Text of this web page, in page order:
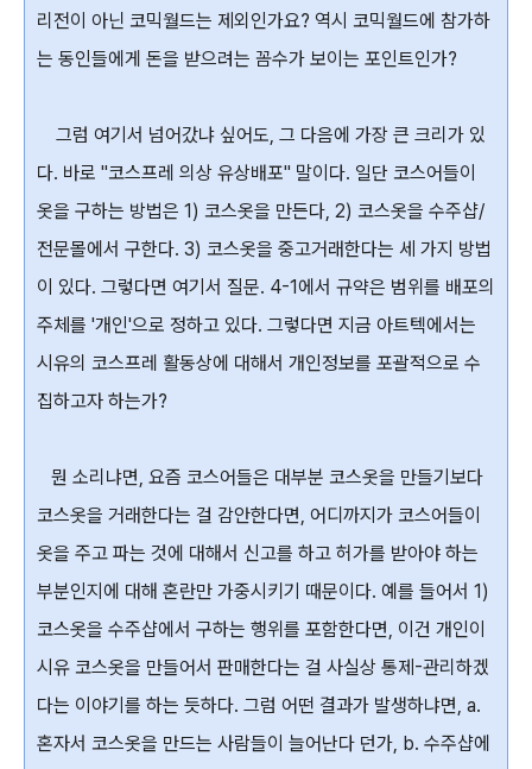
리전이 아닌 코믹월드는 제외인가요? 역시 코믹월드에 참가하
는 동인들에게 돈을 받으려는 꼼수가 보이는 포인트인가?
그럼 여기서 넘어갔냐 싶어도, 그 다음에 가장 큰 크리가 있
다. 바로 "코스프레 의상 유상배포" 말이다. 일단 코스어들이
옷을 구하는 방법은 1) 코스옷을 만든다, 2) 코스옷을 수주샵/
전문몰에서 구한다. 3) 코스옷을 중고거래한다는 세 가지 방법
이 있다. 그렇다면 여기서 질문. 4-1에서 규약은 범위를 배포의
주체를 '개인'으로 정하고 있다. 그렇다면 지금 아트텍에서는
시유의 코스프레 활동상에 대해서 개인정보를 포괄적으로 수
집하고자 하는가?
뭔 소리냐면, 요즘 코스어들은 대부분 코스옷을 만들기보다
코스옷을 거래한다는 걸 감안한다면, 어디까지가 코스어들이
옷을 주고 파는 것에 대해서 신고를 하고 허가를 받아야 하는
부분인지에 대해 혼란만 가중시키기 때문이다. 예를 들어서 1)
코스옷을 수주샵에서 구하는 행위를 포함한다면, 이건 개인이
시유 코스옷을 만들어서 판매한다는 걸 사실상 통제-관리하겠
다는 이야기를 하는 듯하다. 그럼 어떤 결과가 발생하냐면, a.
혼자서 코스옷을 만드는 사람들이 늘어난다 던가, b. 수주샵에